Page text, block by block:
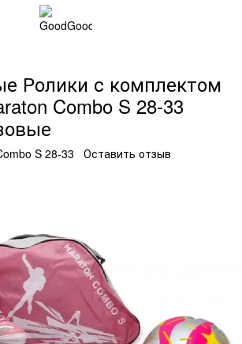
Ролики с комплектом
Combo S 28-33
S 28-33 Оставить отзыв